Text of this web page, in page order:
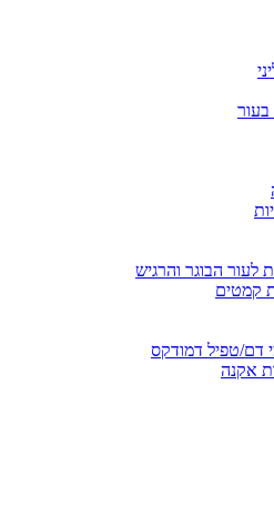
בעור
לעור הבוגר והרגיש
קמטים
דם/טפיל דמודקס
אקנה